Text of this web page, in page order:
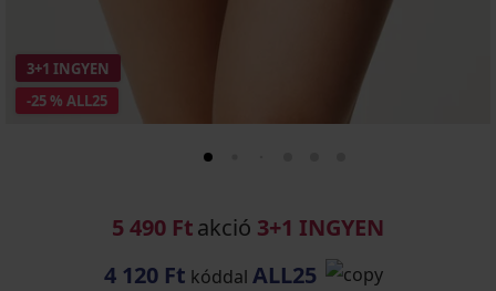
-25 % ALL25
3+1 INGYEN
5 490 Ftakció 3+1 INGYEN
4 120 Ft kóddal ALL25